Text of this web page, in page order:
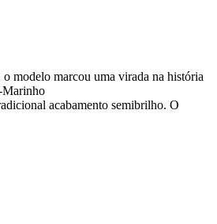
modelo marcou uma virada na história
Marinho
acabamento semibrilho. O